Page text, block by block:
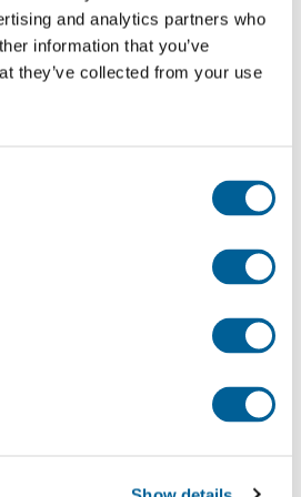
and analytics partners who
information that you’ve
they’ve collected from your use
por un vuelo
400 euros por un vuelo
fuera de la UE tiene derecho